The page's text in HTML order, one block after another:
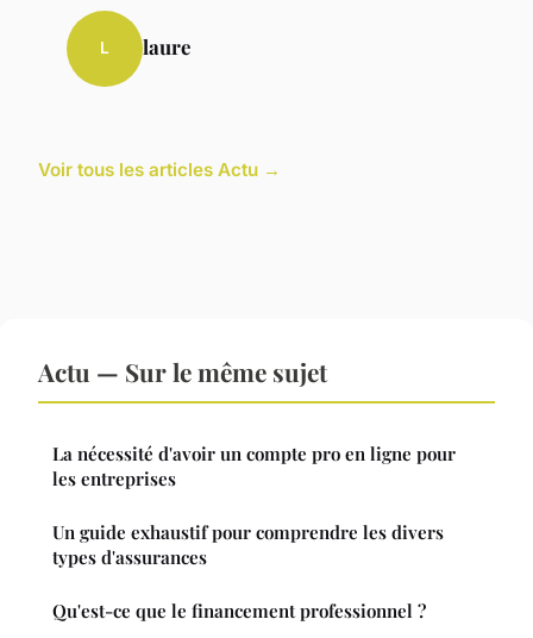
L laure
Voir tous les articles Actu →
Actu — Sur le même sujet
La nécessité d'avoir un compte pro en ligne pour
les entreprises
Un guide exhaustif pour comprendre les divers
types d'assurances
Qu'est-ce que le financement professionnel ?